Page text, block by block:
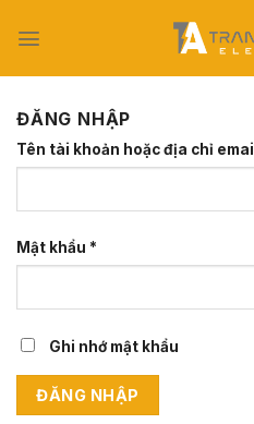
ĐĂNG NHẬP
Tên tài khoản hoặc địa chỉ email
Mật khẩu *
buộc
Ghi nhớ mật khẩu
ĐĂNG NHẬP